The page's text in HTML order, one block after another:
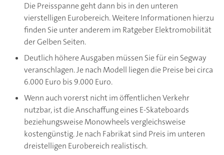
Die Preisspanne geht dann bis in den unteren
vierstelligen Eurobereich. Weitere Informationen hierzu
finden Sie unter anderem im Ratgeber Elektromobilität
der Gelben Seiten.
Deutlich höhere Ausgaben müssen Sie für ein Segway
veranschlagen. Je nach Modell liegen die Preise bei circa
6.000 Euro bis 9.000 Euro.
Wenn auch vorerst nicht im öffentlichen Verkehr
nutzbar, ist die Anschaffung eines E-Skateboards
beziehungsweise Monowheels vergleichsweise
kostengünstig. Je nach Fabrikat sind Preis im unteren
dreistelligen Eurobereich realistisch.